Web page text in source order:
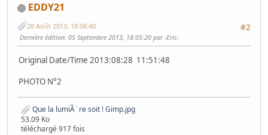
EDDY21
#2
28 Août 2013, 18:08:40
Dernière édition: 05 Septembre 2013, 18:05:20 par -Eric-
Original Date/Time 2013:08:28 11:51:48
PHOTO N°2
Que la lumiÃ¨re soit ! Gimp.jpg
53.09 Ko
téléchargé 917 fois